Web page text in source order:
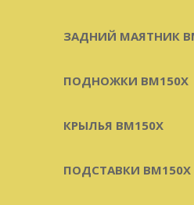
ЗАДНИЙ МАЯТНИК
ПОДНОЖКИ BM150X
КРЫЛЬЯ BM150X
ПОДСТАВКИ BM150X